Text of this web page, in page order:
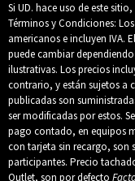
Si UD. hace uso de este
Términos y Condiciones:
americanos e incluyen IVA.
puede cambiar
ilustrativas. Los precios
contrario, y están sujetos a
publicadas son
ser modificadas por estos.
pago contado, en equipos
con tarjeta sin recargo, son
participantes. Precio
Outlet, son por defecto